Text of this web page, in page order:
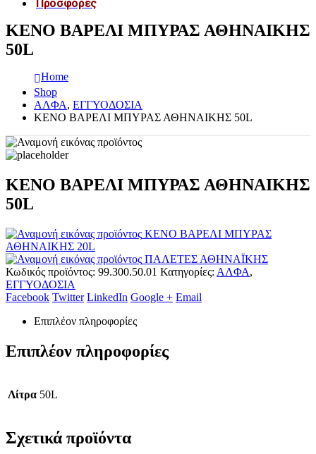
Προσφορές
ΚΕΝΟ ΒΑΡΕΛΙ ΜΠΥΡΑΣ ΑΘΗΝΑΙΚΗΣ
50L
Home
Shop
ΑΛΦΑ, ΕΓΓΥΟΔΟΣΙΑ
ΚΕΝΟ ΒΑΡΕΛΙ ΜΠΥΡΑΣ ΑΘΗΝΑΙΚΗΣ 50L
ΚΕΝΟ ΒΑΡΕΛΙ ΜΠΥΡΑΣ ΑΘΗΝΑΙΚΗΣ
50L
ΚΕΝΟ ΒΑΡΕΛΙ ΜΠΥΡΑΣ
ΑΘΗΝΑΙΚΗΣ 20L
ΠΑΛΕΤΕΣ ΑΘΗΝΑΪΚΗΣ
Κωδικός προϊόντος: 99.300.50.01 Κατηγορίες: ΑΛΦΑ,
ΕΓΓΥΟΔΟΣΙΑ
Facebook Twitter LinkedIn Google + Email
Επιπλέον πληροφορίες
Επιπλέον πληροφορίες
Λίτρα 50L
Σχετικά προϊόντα